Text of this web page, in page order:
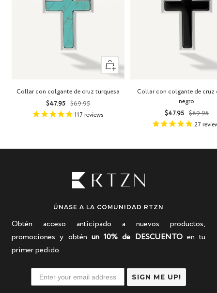
+
Añadir
Collar con colgante de cruz turquesa
Precio
de
$47.95
Precio
normal
$69.95
117 reviews
Collar con colgante de cruz
negro
Precio
de
$47.95
Precio
$69.95
27
ÚNASE A LA COMUNIDAD RTZN
Obtén acceso anticipado a nuevos productos,
promociones y obtén un 10% de DESCUENTOen tu
primer pedido.
SIGN ME UP!